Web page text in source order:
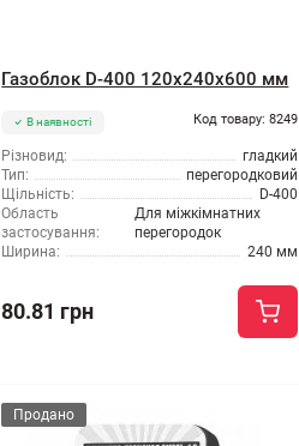
Газоблок D-400 120x240x600 мм
В наявності Код товару: 8249
Різновид:
гладкий
Тип:
перегородковий
Щільність:
D-400
Область
застосування:
Для міжкімнатних
перегородок
Ширина:
240 мм
80.81 грн
Продано